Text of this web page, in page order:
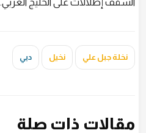
نخلة جبل علي نخيل دبي
مقالات ذات صلة